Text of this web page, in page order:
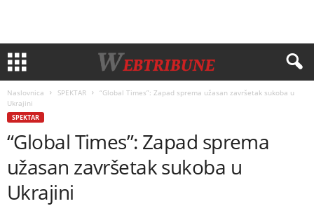
Naslovnica SPEKTAR
“Global Times”: Zapad sprema užasan završetak sukoba u
Ukrajini
SPEKTAR
“Global Times”: Zapad sprema
užasan završetak sukoba u
Ukrajini